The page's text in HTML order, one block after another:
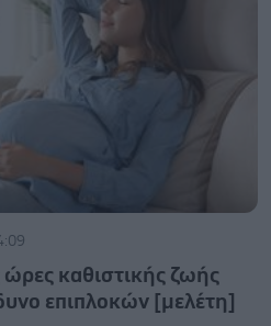
καθιστικής ζωής
επιπλοκών [μελέτη]